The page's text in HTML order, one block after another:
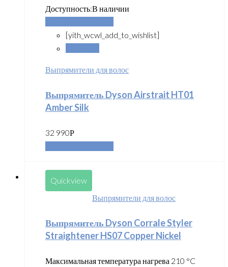
Доступность:В наличии
[yith_wcwl_add_to_wishlist]
Выпрямители для волос
Выпрямитель Dyson Airstrait HT01
Amber Silk
32 990Р
Quickview
Выпрямители для волос
Выпрямитель Dyson Corrale Styler
Straightener HS07 Copper Nickel
Максимальная температура нагрева 210 °C